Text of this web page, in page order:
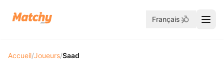
Français
Accueil/Joueurs/Saad